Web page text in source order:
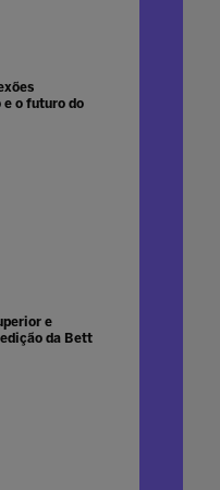
o futuro do
e
da Bett